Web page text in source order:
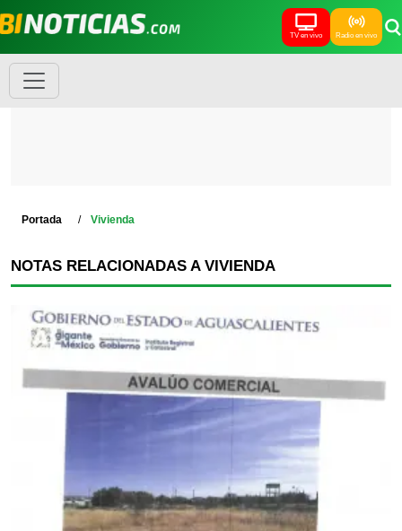
TV en vivo Radio en vivo
Portada Vivienda
NOTAS RELACIONADAS A VIVIENDA